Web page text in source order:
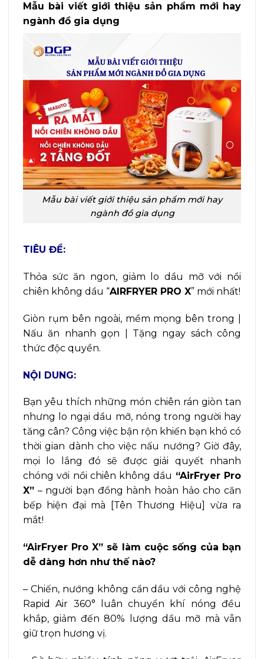
Mẫu bài viết giới thiệu sản phẩm mới hay
ngành đồ gia dụng
Mẫu bài viết giới thiệu sản phẩm mới hay
ngành đồ gia dụng
TIÊU ĐỀ:
Thỏa sức ăn ngon, giảm lo dầu mỡ với nồi
chiên không dầu “AIRFRYER PRO X” mới nhất!
Giòn rụm bên ngoài, mềm mọng bên trong |
Nấu ăn nhanh gọn | Tặng ngay sách công
thức độc quyền.
NỘI DUNG:
Bạn yêu thích những món chiên rán giòn tan
nhưng lo ngại dầu mỡ, nóng trong người hay
tăng cân? Công việc bận rộn khiến bạn khó có
thời gian dành cho việc nấu nướng? Giờ đây,
mọi lo lắng đó sẽ được giải quyết nhanh
chóng với nồi chiên không dầu “AirFryer Pro
X” – người bạn đồng hành hoàn hảo cho căn
bếp hiện đại mà [Tên Thương Hiệu] vừa ra
mắt!
“AirFryer Pro X” sẽ làm cuộc sống của bạn
dễ dàng hơn như thế nào?
– Chiến, nướng không cần dầu với công nghệ
Rapid Air 360° luân chuyển khí nóng đều
khắp, giảm đến 80% lượng dầu mỡ mà vẫn
giữ trọn hương vị.